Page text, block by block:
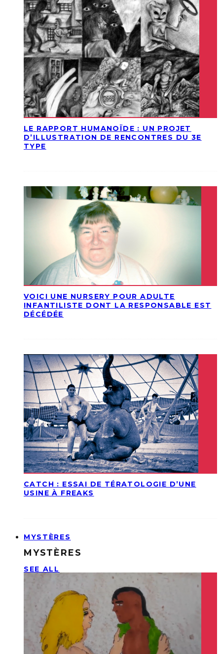
LE RAPPORT HUMANOÏDE : UN PROJET
D’ILLUSTRATION DE RENCONTRES DU 3E
TYPE
VOICI UNE NURSERY POUR ADULTE
INFANTILISTE DONT LA RESPONSABLE EST
DÉCÉDÉE
CATCH : ESSAI DE TÉRATOLOGIE D’UNE
USINE À FREAKS
MYSTÈRES
MYSTÈRES
SEE ALL